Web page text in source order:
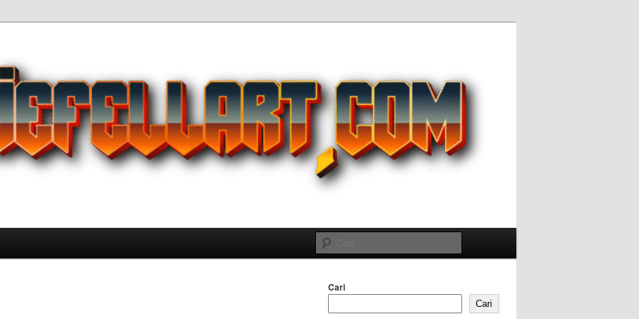
Terbaik Game Offline
Wajib Kamu Coba
Cari
Cari